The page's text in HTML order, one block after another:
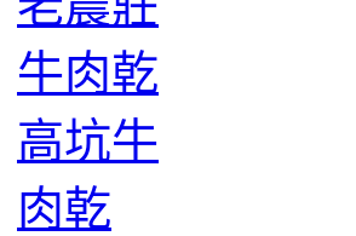
牛肉乾
高坑牛
肉乾